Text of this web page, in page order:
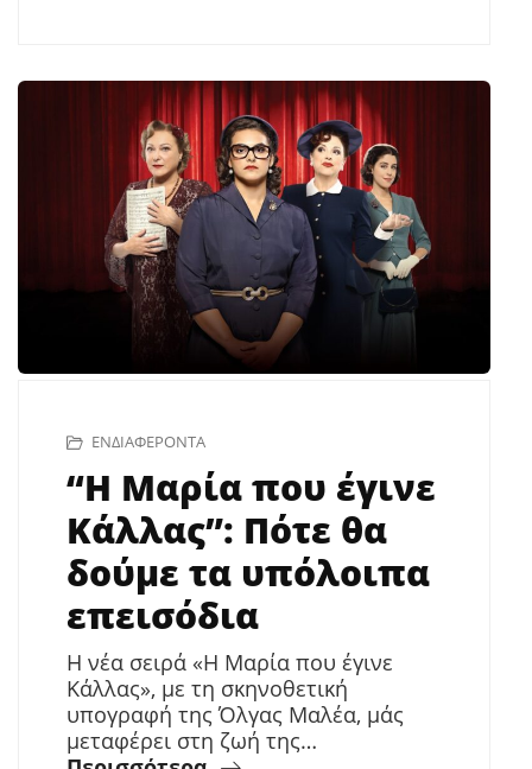
ΕΝΔΙΑΦΈΡΟΝΤΑ
“Η Μαρία που έγινε
Κάλλας”: Πότε θα
δούμε τα υπόλοιπα
επεισόδια
Η νέα σειρά «Η Μαρία που έγινε
Κάλλας», με τη σκηνοθετική
υπογραφή της Όλγας Μαλέα, μάς
μεταφέρει στη ζωή της…